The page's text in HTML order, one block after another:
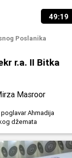
49:19
Poslanika
r.a. II Bitka
Masroor
Ahmadija
džemata